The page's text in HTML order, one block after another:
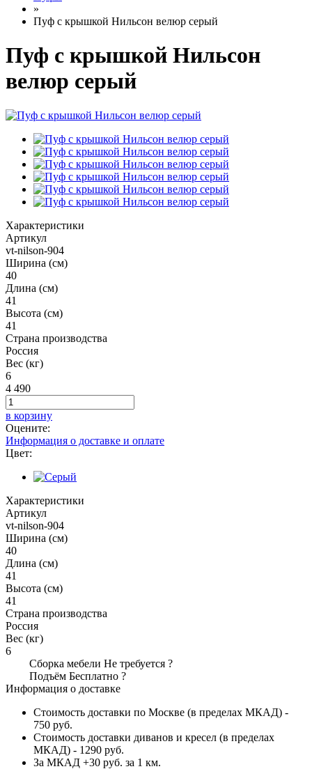
»
Пуф с крышкой Нильсон велюр серый
Пуф с крышкой Нильсон
велюр серый
Характеристики
Артикул
vt-nilson-904
Ширина (см)
40
Длина (см)
41
Высота (см)
41
Страна производства
Россия
Вес (кг)
6
4 490
в корзину
Оцените:
Информация о доставке и оплате
Цвет:
Характеристики
Артикул
vt-nilson-904
Ширина (см)
40
Длина (см)
41
Высота (см)
41
Страна производства
Россия
Вес (кг)
6
Сборка мебели Не требуется ?
Подъём Бесплатно ?
Информация о доставке
Стоимость доставки по Москве (в пределах МКАД) -
750 руб.
Стоимость доставки диванов и кресел (в пределах
МКАД) - 1290 руб.
За МКАД +30 руб. за 1 км.